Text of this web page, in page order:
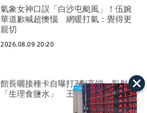
氣象女神口誤「白沙屯颱風」！伍婉
華道歉喊超懊惱 網暖打氣：覺得更
親切
2026.08.09 20:20
館長曬接種卡自曝打3劑高端、影射
「生理食鹽水」 王浩宇喊檢舉